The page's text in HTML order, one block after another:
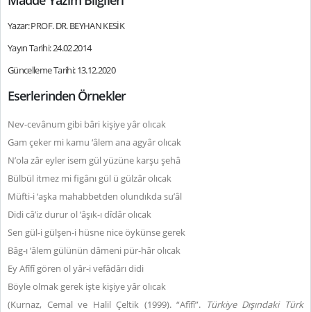
Yazar: PROF. DR. BEYHAN KESİK
Yayın Tarihi: 24.02.2014
Güncelleme Tarihi: 13.12.2020
Eserlerinden Örnekler
Nev-cevânum gibi bâri kişiye yâr olıcak
Gam çeker mi kamu ‘âlem ana agyâr olıcak
N’ola zâr eyler isem gül yüzüne karşu şehâ
Bülbül itmez mi figânı gül ü gülzâr olıcak
Müfti-i ‘aşka mahabbetden olundıkda su’âl
Didi câ’iz durur ol ‘âşık-ı dîdâr olıcak
Sen gül-i gülşen-i hüsne nice öykünse gerek
Bâg-ı ‘âlem gülünün dâmeni pür-hâr olıcak
Ey Afîfî gören ol yâr-i vefâdârı didi
Böyle olmak gerek işte kişiye yâr olıcak
(Kurnaz, Cemal ve Halil Çeltik (1999). “Afîfî”. Türkiye Dışındaki Türk